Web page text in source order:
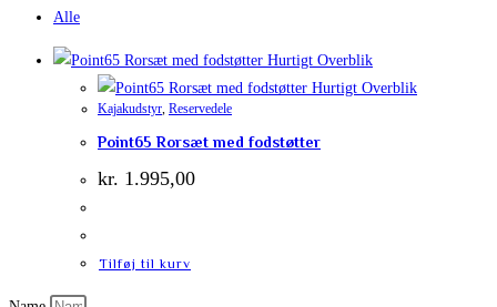
Alle
Hurtigt Overblik
Hurtigt Overblik
Kajakudstyr, Reservedele
Point65 Rorsæt med fodstøtter
kr. 1.995,00
Tilføj til kurv